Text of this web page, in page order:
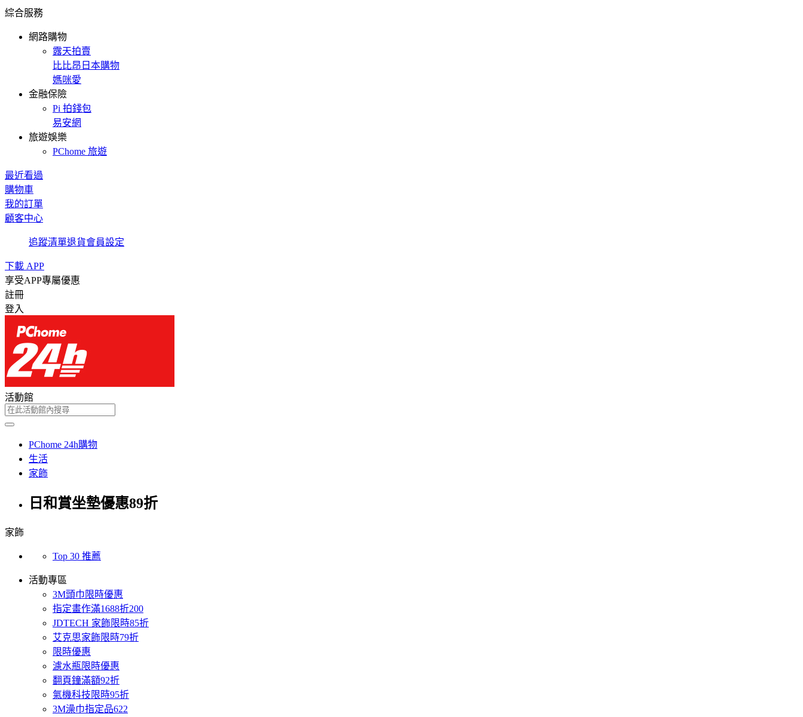
綜合服務
網路購物
露天拍賣
比比昂日本購物
媽咪愛
金融保險
Pi 拍錢包
易安網
旅遊娛樂
PChome 旅遊
最近看過
購物車
我的訂單
顧客中心
追蹤清單退貨會員設定
下載 APP
享受APP專屬優惠
註冊
登入
活動館
PChome 24h購物
生活
家飾
日和賞坐墊優惠89折
家飾
Top 30 推薦
活動專區
3M頭巾限時優惠
指定畫作滿1688折200
JDTECH 家飾限時85折
艾克思家飾限時79折
限時優惠
濾水瓶限時優惠
翻頁鐘滿額92折
氣機科技限時95折
3M澡巾指定品622